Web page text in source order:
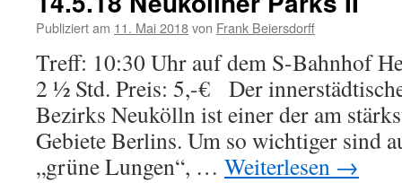
Publiziert am 11. Mai 2018von Frank Beiersdorff
Treff: 10:30 Uhr auf dem S-Bahnhof
2 ½ Std. Preis: 5,-€ Der
Bezirks Neukölln ist einer der am
Gebiete Berlins. Um so wichtiger sind
„grüne Lungen“, … Weiterlesen →